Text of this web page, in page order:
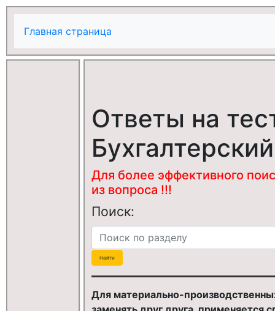
Главная страница
Ответы на
Для более эффективного
из вопроса !!!
Поиск:
Для материально-